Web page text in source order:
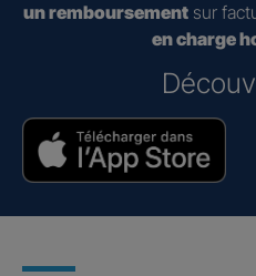
un remboursement sur
en charge